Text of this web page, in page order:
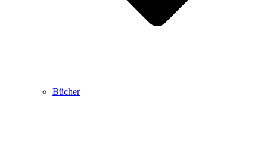
Bücher